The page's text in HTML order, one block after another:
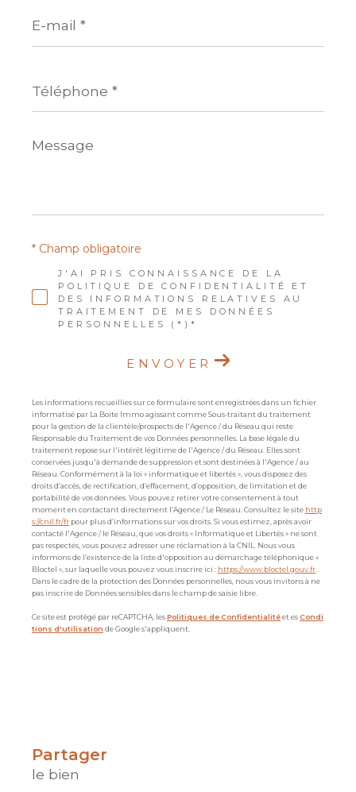
mail
*
*
Message
*
J'AI PRIS CONNAISSANCE DE LA
POLITIQUE DE CONFIDENTIALITÉ ET
DES INFORMATIONS RELATIVES AU
TRAITEMENT DE MES DONNÉES
PERSONNELLES (*)*
* Champ obligatoire
ENVOYER
Les informations recueillies sur ce formulaire sont enregistrées dans un fichier
informatisé par La Boite Immo agissant comme Sous-traitant du traitement
pour la gestion de la clientèle/prospects de l'Agence / du Réseau qui reste
Responsable du Traitement de vos Données personnelles. La base légale du
traitement repose sur l'intérêt légitime de l'Agence / du Réseau. Elles sont
conservées jusqu'à demande de suppression et sont destinées à l'Agence / au
Réseau. Conformément à la loi « informatique et libertés », vous disposez des
droits d’accès, de rectification, d’effacement, d’opposition, de limitation et de
portabilité de vos données. Vous pouvez retirer votre consentement à tout
moment en contactant directement l’Agence / Le Réseau. Consultez le site http
s://cnil.fr/fr pour plus d’informations sur vos droits. Si vous estimez, après avoir
contacté l'Agence / le Réseau, que vos droits « Informatique et Libertés » ne sont
pas respectés, vous pouvez adresser une réclamation à la CNIL. Nous vous
informons de l’existence de la liste d'opposition au démarchage téléphonique «
Bloctel », sur laquelle vous pouvez vous inscrire ici : https://www.bloctel.gouv.fr
Dans le cadre de la protection des Données personnelles, nous vous invitons à ne
pas inscrire de Données sensibles dans le champ de saisie libre.
Ce site est protégé par reCAPTCHA, lesPolitiques de Confidentialitéet es Condi
tions d'utilisation de Google s'appliquent.
partager
le bien